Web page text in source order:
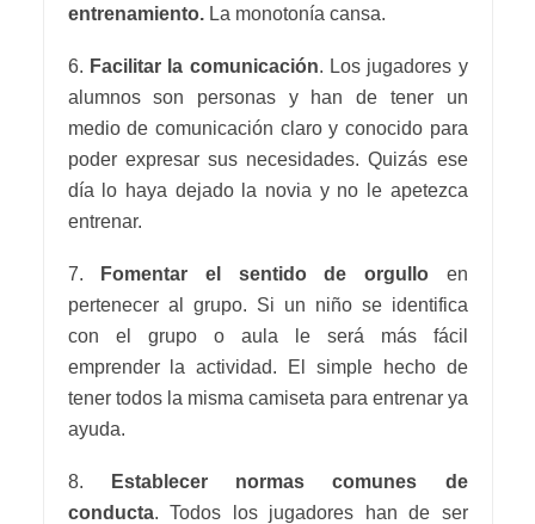
entrenamiento.La monotonía cansa.
6. Facilitar la comunicación. Los jugadores y
alumnos son personas y han de tener un
medio de comunicación claro y conocido para
poder expresar sus necesidades. Quizás ese
día lo haya dejado la novia y no le apetezca
entrenar.
7. Fomentar el sentido de orgulloen
pertenecer al grupo. Si un niño se identifica
con el grupo o aula le será más fácil
emprender la actividad. El simple hecho de
tener todos la misma camiseta para entrenar ya
ayuda.
8. Establecer normas comunes de
conducta. Todos los jugadores han de ser